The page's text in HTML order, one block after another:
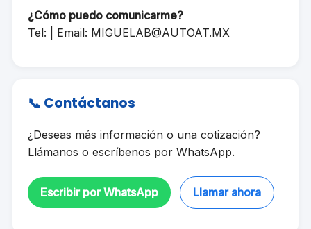
¿Cómo puedo comunicarme?
Tel: | Email: MIGUELAB@AUTOAT.MX
📞 Contáctanos
¿Deseas más información o una cotización?
Llámanos o escríbenos por WhatsApp.
Escribir por WhatsApp Llamar ahora